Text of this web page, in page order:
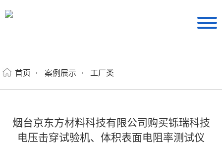
首页 案例展示 工厂类
烟台京东方材料科技有限公司购买铄瑞科技
电压击穿试验机、体积表面电阻率测试仪